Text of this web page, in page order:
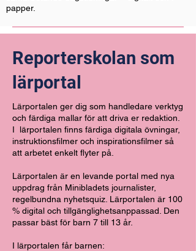
papper.
Reporterskolan som
lärportal
Lärportalen ger dig som handledare verktyg
och färdiga mallar för att driva er redaktion.
I lärportalen finns färdiga digitala övningar,
instruktionsfilmer och inspirationsfilmer så
att arbetet enkelt flyter på.
Lärportalen är en levande portal med nya
uppdrag från Minibladets journalister,
regelbundna nyhetsquiz. Lärportalen är 100
% digital och tillgänglighetsanppassad. Den
passar bäst för barn 7 till 13 år.
I lärportalen får barnen: